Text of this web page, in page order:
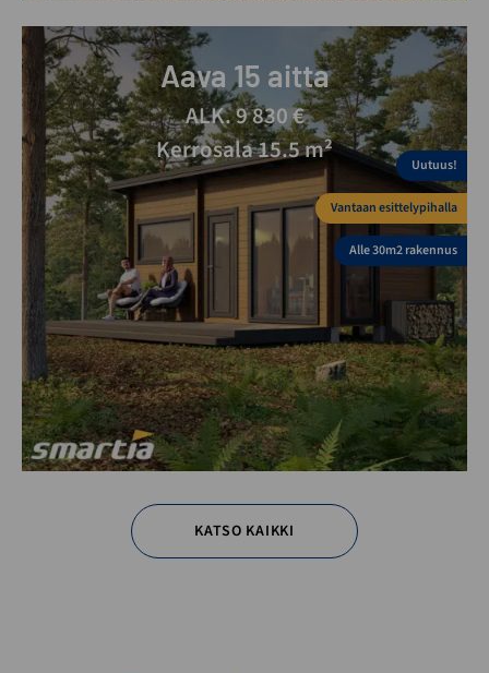
Aava 15 aitta
ALK. 9 830 €
Kerrosala 15.5 m²
Uutuus!
Vantaan esittelypihalla
Alle 30m2 rakennus
KATSO KAIKKI